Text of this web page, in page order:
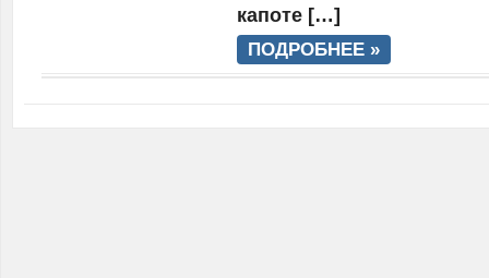
капоте […]
ПОДРОБНЕЕ »